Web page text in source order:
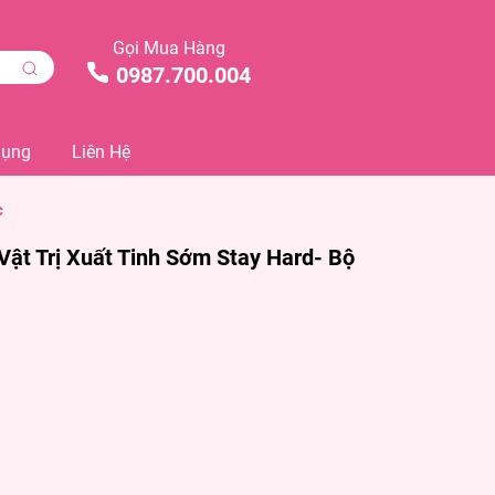
Gọi Mua Hàng
0987.700.004
Liên Hệ
Trị Xuất Tinh Sớm Stay Hard- Bộ